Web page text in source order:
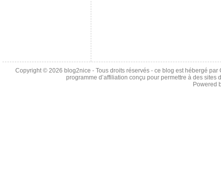
Copyright © 2026 blog2nice - Tous droits réservés - ce blog est hébergé
programme d’affiliation conçu pour permettre à des
Powered